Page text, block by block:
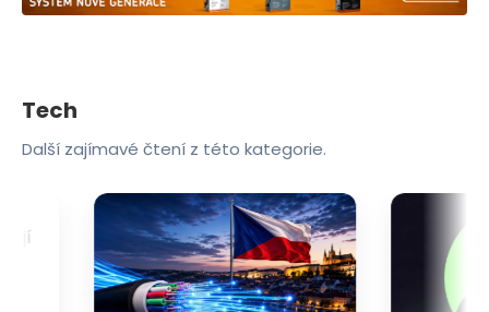
Tech
Další zajímavé čtení z této kategorie.